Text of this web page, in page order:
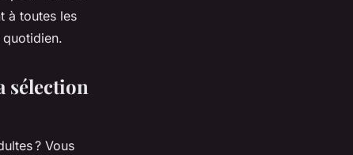
à toutes les
quotidien.
sélection
? Vous